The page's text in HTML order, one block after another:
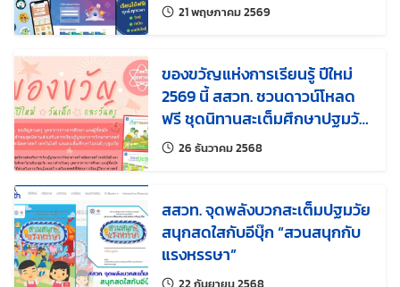
21 พฤษภาคม 2569แก้ไขล่าสุดเมื่อ:
ของขวัญแห่งการเรียนรู้ ปีใหม่
2569 นี้ สสวท. ชวนดาวน์โหลด
ฟรี ชุดนิทานสะเต็มศึกษาปฐมวัย
อ่านเพลิน สนุก เสริมการเรียนรู้
26 ธันวาคม 2568แก้ไขล่าสุดเมื่อ:
สสวท. จุดพลังบวกสะเต็มปฐมวัย
สนุกสดใสกับอีบุ๊ก “สวนสนุกกับ
แรงหรรษา”
แก้ไขล่าสุดเมื่อ: